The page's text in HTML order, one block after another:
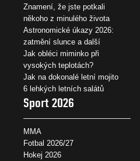
Znamení, že jste potkali
někoho z minulého života
Astronomické úkazy 2026:
zatmění slunce a další
Jak obléci miminko při
vysokých teplotách?
Jak na dokonalé letní mojito
6 lehkých letních salátů
Sport 2026
MMA
Fotbal 2026/27
Hokej 2026